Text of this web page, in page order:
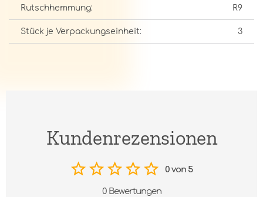
Rutschhemmung: R9
Stück je Verpackungseinheit: 3
Kundenrezensionen
0 von 5
0 Bewertungen